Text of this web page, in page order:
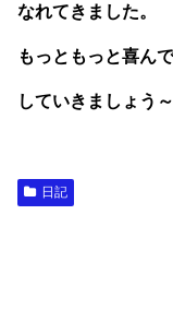
なれてきました。
もっともっと喜ん
していきましょう～
日記